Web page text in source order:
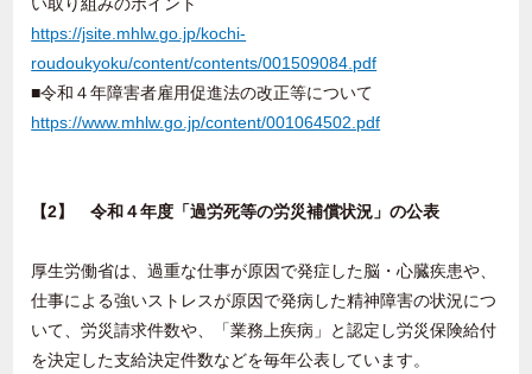
https://jsite.mhlw.go.jp/kochi-
roudoukyoku/content/contents/001509084.pdf
■令和４年障害者雇用促進法の改正等について
https://www.mhlw.go.jp/content/001064502.pdf
【2】 令和４年度「過労死等の労災補償状況」の公表
厚生労働省は、過重な仕事が原因で発症した脳・心臓疾患や、
仕事による強いストレスが原因で発病した精神障害の状況につ
いて、労災請求件数や、「業務上疾病」と認定し労災保険給付
を決定した支給決定件数などを毎年公表しています。